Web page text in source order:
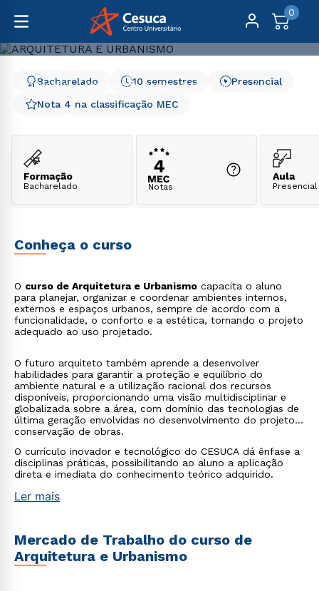
0
Graduação
Arquitetura, Design, Artes e Moda
Arquitetura e Urbanismo
Nota 4 na classificação MEC
10 semestres
Bacharelado Presencial
Formação
Bacharelado Notas
Aula
Presencial
Conheça o curso
O curso de Arquitetura e Urbanismo capacita o aluno
para planejar, organizar e coordenar ambientes internos,
externos e espaços urbanos, sempre de acordo com a
funcionalidade, o conforto e a estética, tornando o projeto
adequado ao uso projetado.
O futuro arquiteto também aprende a desenvolver
habilidades para garantir a proteção e equilíbrio do
ambiente natural e a utilização racional dos recursos
disponíveis, proporcionando uma visão multidisciplinar e
globalizada sobre a área, com domínio das tecnologias de
última geração envolvidas no desenvolvimento do projeto e
conservação de obras.
O currículo inovador e tecnológico do CESUCA dá ênfase a
disciplinas práticas, possibilitando ao aluno a aplicação
direta e imediata do conhecimento teórico adquirido.
Ler mais
Mercado de Trabalho do curso de
Arquitetura e Urbanismo